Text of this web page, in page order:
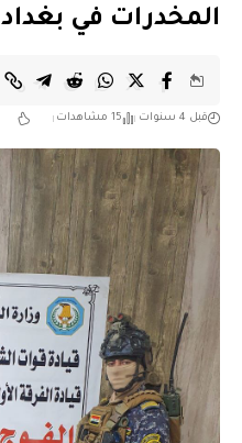
المخدرات في بغداد
قبل 4 سنوات 15 مشاهدات